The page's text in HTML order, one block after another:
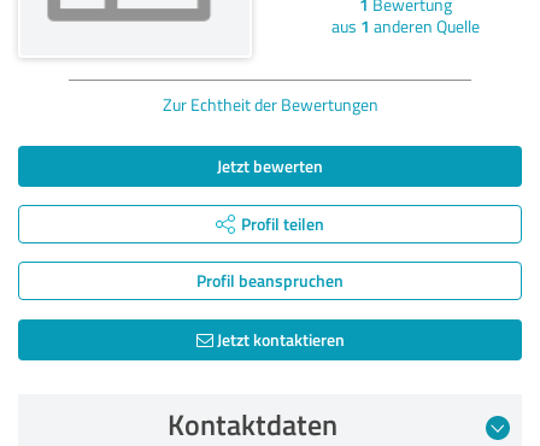
aus 1 anderen Quelle
Zur Echtheit der Bewertungen
Jetzt bewerten
Profil teilen
Profil beanspruchen
Jetzt kontaktieren
Kontaktdaten